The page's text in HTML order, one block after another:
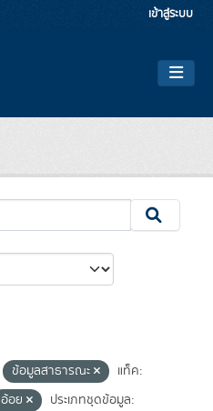
เข้าสู่ระบบ
ข้อมูลสาธารณะ
แท็ค:
อ้อย
ประเภทชุดข้อมูล: